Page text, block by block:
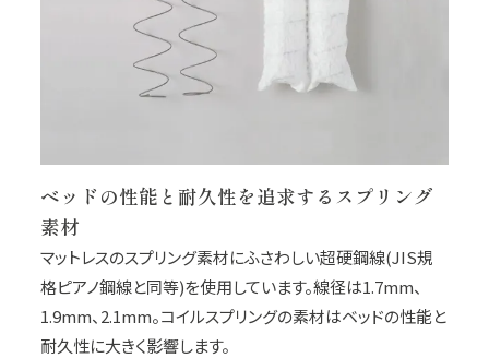
ベッドの性能と耐久性を追求するスプリング
素材
マットレスのスプリング素材にふさわしい超硬鋼線(JIS規
格ピアノ鋼線と同等)を使用しています。線径は1.7mm、
1.9mm、2.1mm。コイルスプリングの素材はベッドの性能と
耐久性に大きく影響します。